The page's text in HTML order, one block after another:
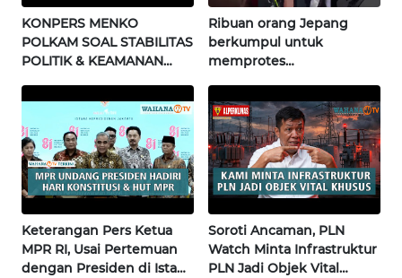
KONPERS MENKO
POLKAM SOAL STABILITAS
POLITIK & KEAMANAN
Terkini
Ribuan orang Jepang
berkumpul untuk
memprotes
pertama di Fujisawa
Keterangan Pers Ketua
MPR RI, Usai Pertemuan
dengan Presiden di Istana
Soroti Ancaman, PLN
Watch Minta Infrastruktur
PLN Jadi Objek Vital
WN
KALTARA
KALSEL
WN
KALTIM
WN
SULSEL